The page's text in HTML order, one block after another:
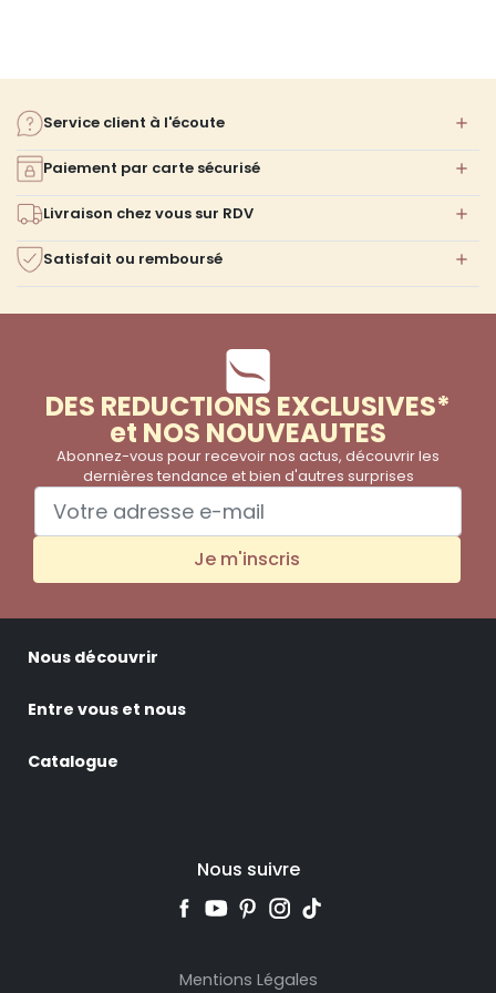
Service client à l'écoute
Paiement par carte sécurisé
Livraison chez vous sur RDV
Satisfait ou remboursé
DES REDUCTIONS EXCLUSIVES*
et NOS NOUVEAUTES
Abonnez-vous pour recevoir nos actus, découvrir les
dernières tendance et bien d'autres surprises
Je m'inscris
Nous découvrir
Entre vous et nous
Catalogue
Nous suivre
Mentions Légales